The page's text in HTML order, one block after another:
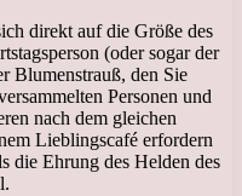
direkt auf die Größe des
(oder sogar der
Blumenstrauß, den Sie
Personen und
nach dem gleichen
Lieblingscafé erfordern
die Ehrung des Helden des